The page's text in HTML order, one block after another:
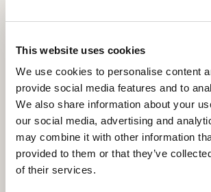
This website uses cookies
We use cookies to personalise content
provide social media features and to
We also share information about your
our social media, advertising and
may combine it with other information
provided to them or that they’ve
of their services.
Bau eines neuen, großen Zentralsaals und die
beiden Empfangssäle der vorhergehenden
verbunden, denen auf der Westseite eine
Der nördliche Apsisraum, dem ein neuer
vierseitigem Portikus vorgelagert war, erhielt
(gemeinhin als „Guter-Hirte-Mosaik“
Zeit angenommen wurde, es gehöre zu
Oratorium.